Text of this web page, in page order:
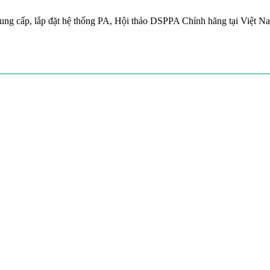
cấp, lắp đặt hệ thống PA, Hội thảo DSPPA Chính hãng tại Việt